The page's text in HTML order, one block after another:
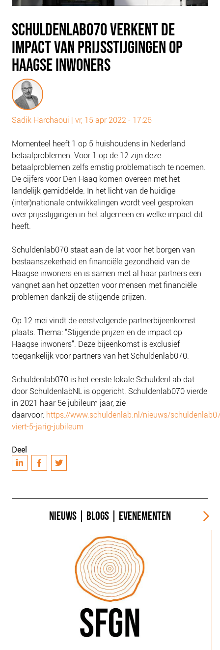
PLINKR NAZORG
SOCIALDEBT
DOORBRAAKMETHODE
COLLECTIEF SCHULDREGELEN
DE VOORZIENINGENWIJZER
NEDERLANDSE SCHULDHULPROUTE (NSR)
OVER ONS
VISIE EN MISSIE
HET TEAM
ONZE PARTNERS
VACATURES
IN DE MEDIA
OVER NCFG
NIEUWS
SCHULDENLAB070 VERKENT DE
IMPACT VAN PRIJSSTIJGINGEN OP
HAAGSE INWONERS
Sadik Harchaoui | vr, 15 apr 2022 - 17:26
Momenteel heeft 1 op 5 huishoudens in Nederland
betaalproblemen. Voor 1 op de 12 zijn deze
betaalproblemen zelfs ernstig problematisch te noemen.
De cijfers voor Den Haag komen overeen met het
landelijk gemiddelde. In het licht van de huidige
(inter)nationale ontwikkelingen wordt veel gesproken
over prijsstijgingen in het algemeen en welke impact dit
heeft.
Schuldenlab070 staat aan de lat voor het borgen van
bestaanszekerheid en financiële gezondheid van de
Haagse inwoners en is samen met al haar partners een
vangnet aan het opzetten voor mensen met financiële
problemen dankzij de stijgende prijzen.
Op 12 mei vindt de eerstvolgende partnerbijeenkomst
plaats. Thema: “Stijgende prijzen en de impact op
Haagse inwoners”. Deze bijeenkomst is exclusief
toegankelijk voor partners van het Schuldenlab070.
Schuldenlab070 is het eerste lokale SchuldenLab dat
door SchuldenlabNL is opgericht. Schuldenlab070 vierde
in 2021 haar 5e jubileum jaar, zie
daarvoor: https://www.schuldenlab.nl/nieuws/
viert-5-jarig-jubileum
Deel
NIEUWS BLOGS EVENEMENTEN